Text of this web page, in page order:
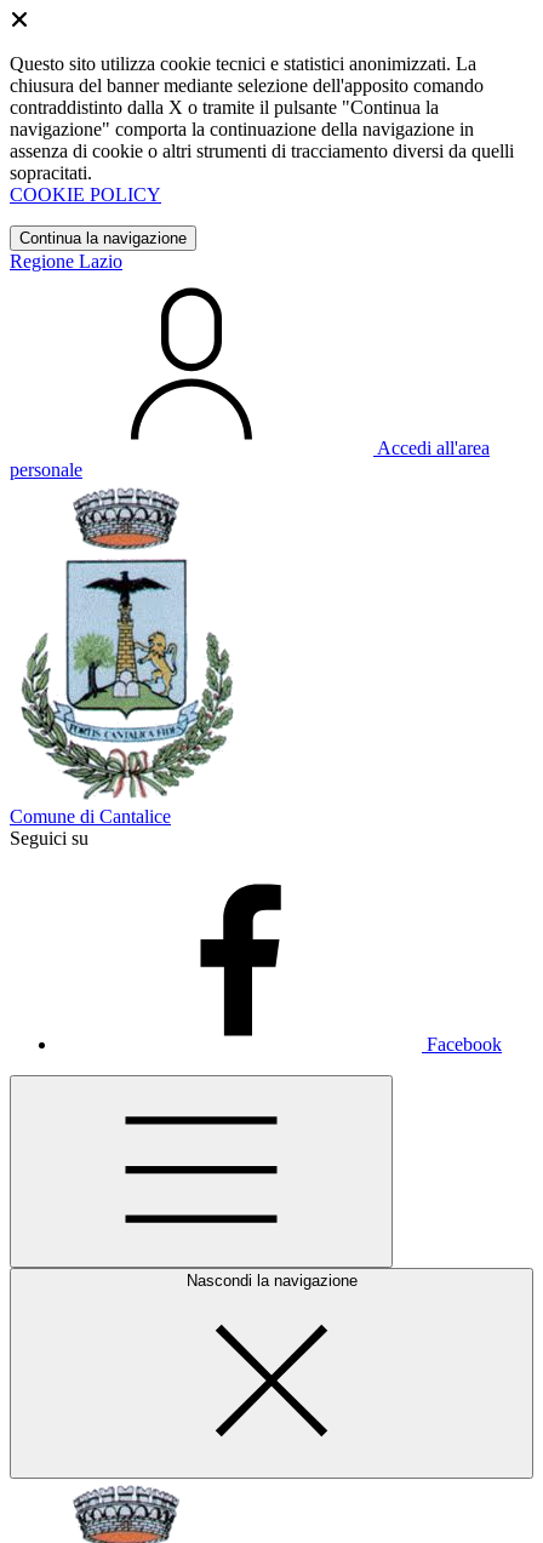
Questo sito utilizza cookie tecnici e statistici anonimizzati. La
chiusura del banner mediante selezione dell'apposito comando
contraddistinto dalla X o tramite il pulsante "Continua la
navigazione" comporta la continuazione della navigazione in
assenza di cookie o altri strumenti di tracciamento diversi da quelli
sopracitati.
COOKIE POLICY
Continua la navigazione
Regione Lazio
Accedi all'area
personale
Comune di Cantalice
Seguici su
Facebook
Nascondi la navigazione